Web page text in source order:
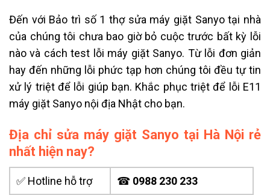
Đến với Bảo trì số 1 thợ sửa máy giặt Sanyo tại nhà
của chúng tôi chưa bao giờ bỏ cuộc trước bất kỳ lỗi
nào và cách test lỗi máy giặt Sanyo. Từ lỗi đơn giản
hay đến những lỗi phức tạp hơn chúng tôi đều tự tin
xử lý triệt để lỗi giúp bạn. Khắc phục triệt để lỗi E11
máy giặt Sanyo nội địa Nhật cho bạn.
Địa chỉ sửa máy giặt Sanyo tại Hà Nội rẻ
nhất hiện nay?
✅ Hotline hỗ trợ ☎ 0988 230 233